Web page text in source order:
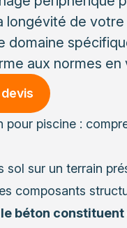
de votre
domaine
aux normes en
piscine :
sol sur un terrain
composants
béton